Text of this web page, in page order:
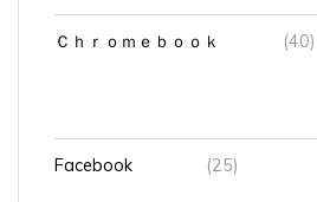
Ｃｈｒｏｍｅｂｏｏｋ (40)
Facebook (25)